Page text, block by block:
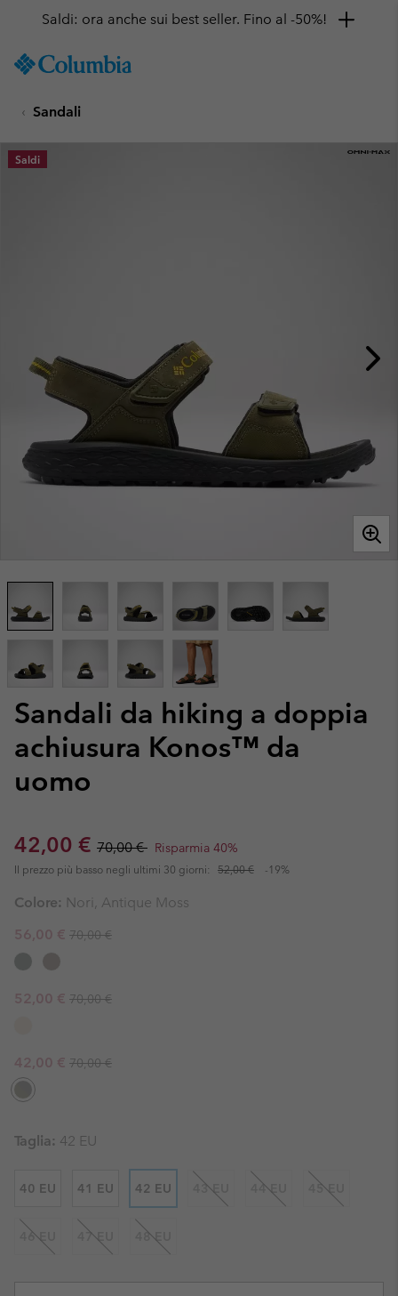
TO
SKIP
MAIN
NAV
Saldi: ora anche sui best seller. Fino al -50%!
Sandali
Sandali da hiking a doppia
achiusura Konos™ da
uomo
Sale price:
42,00 € Regular price:
70,00 € Risparmia 40%
Il prezzo più basso negli ultimi 30 giorni: 52,00 € -19%
Saldi
Colore: Nori, Antique Moss
Sale price:
56,00 € Regular price:
70,00 €
Sale price:
52,00 € Regular price:
70,00 €
Sale price:
42,00 € Regular price:
70,00 €
Taglia: 42 EU
40 EU 41 EU 42 EU 43 EU 44 EU 45 EU
46 EU 47 EU 48 EU